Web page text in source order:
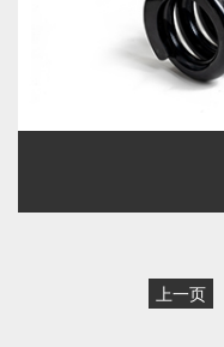
上一页